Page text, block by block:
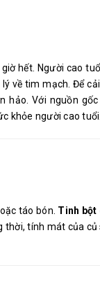
hết. Người cao
về tim mạch. Để
hảo. Với nguồn
khỏe người cao tuổi.
táo bón. Tinh bột
tính mát của củ